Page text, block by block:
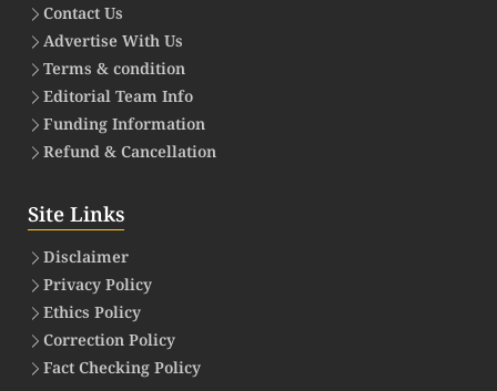
Contact Us
Advertise With Us
Terms & condition
Editorial Team Info
Funding Information
Refund & Cancellation
Site Links
Disclaimer
Privacy Policy
Ethics Policy
Correction Policy
Fact Checking Policy